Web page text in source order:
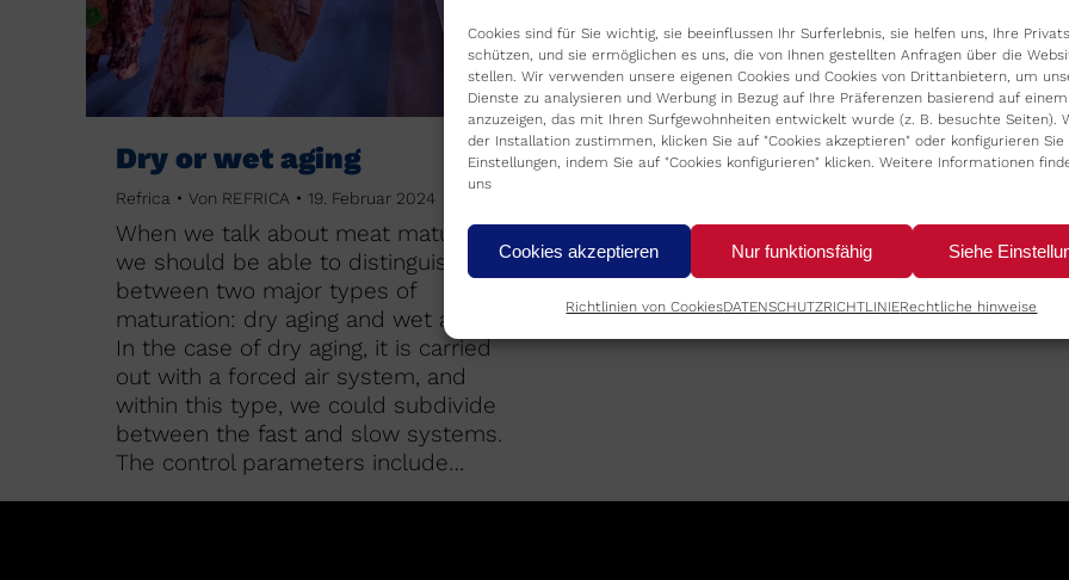
Cookies sind für Sie wichtig, sie beeinflussen Ihr Surferlebnis, sie helfen uns, Ihre
schützen, und sie ermöglichen es uns, die von Ihnen gestellten Anfragen über die
stellen. Wir verwenden unsere eigenen Cookies und Cookies von Drittanbietern, um
Dienste zu analysieren und Werbung in Bezug auf Ihre Präferenzen basierend auf
anzuzeigen, das mit Ihren Surfgewohnheiten entwickelt wurde (z. B. besuchte Seiten).
der Installation zustimmen, klicken Sie auf "Cookies akzeptieren" oder konfigurieren Sie
Einstellungen, indem Sie auf "Cookies konfigurieren" klicken. Weitere Informationen
uns
Cookies akzeptieren Nur funktionsfähig Siehe
Richtlinien von CookiesDATENSCHUTZRICHTLINIERechtliche hinweise
Dry or wet aging
Refrica Von REFRICA 19. Februar 2024
When we talk about meat maturation,
we should be able to distinguish
between two major types of
maturation: dry aging and wet aging.
In the case of dry aging, it is carried
out with a forced air system, and
within this type, we could subdivide
between the fast and slow systems.
The control parameters include…